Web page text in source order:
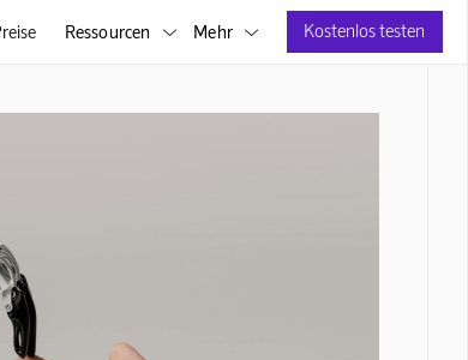
Ressourcen  Mehr  Kostenlos testen